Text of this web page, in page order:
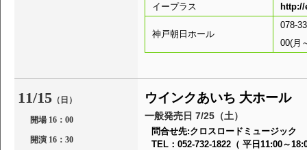
イープラス
神戸朝日ホール
078-
00(月
11/15 （日）
開場 16：00
開演 16：30
ウインクあいち 大ホール
一般発売日 7/25（土）
問合せ先:クロスロードミュージック
TEL：052-732-1822（ 平日11:00～